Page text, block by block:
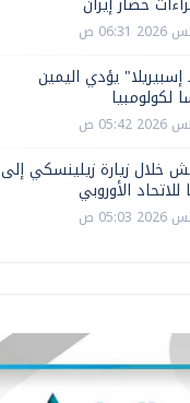
إسبيريلا" يؤدي اليمين
لكولومبيا
خلال زيارة زيلينسكي إلى
الأوروبي